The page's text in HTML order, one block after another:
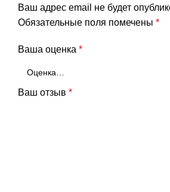
Ваш адрес email не будет
Обязательные поля помечены *
Ваша оценка *
Ваш отзыв *